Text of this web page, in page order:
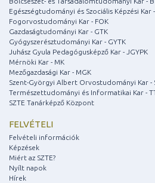
Egészségtudományi és Szociális Képzési Kar -
Fogorvostudományi Kar - FOK
Gazdaságtudományi Kar - GTK
Gyógyszerésztudományi Kar - GYTK
Juhász Gyula Pedagógusképző Kar - JGYPK
Mérnöki Kar - MK
Mezőgazdasági Kar - MGK
Szent-Györgyi Albert Orvostudományi Kar -
Természettudományi és Informatikai Kar -
SZTE Tanárképző Központ
FELVÉTELI
Felvételi információk
Képzések
Miért az SZTE?
Nyílt napok
Hírek